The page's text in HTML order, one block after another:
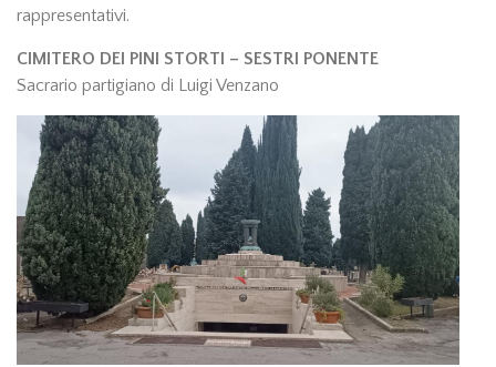
rappresentativi.
CIMITERO DEI PINI STORTI – SESTRI PONENTE
Sacrario partigiano di Luigi Venzano